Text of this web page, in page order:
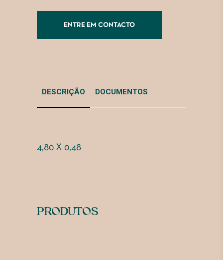
ENTRE EM CONTACTO
DESCRIÇÃO DOCUMENTOS
4,80 X 0,48
PRODUTOS